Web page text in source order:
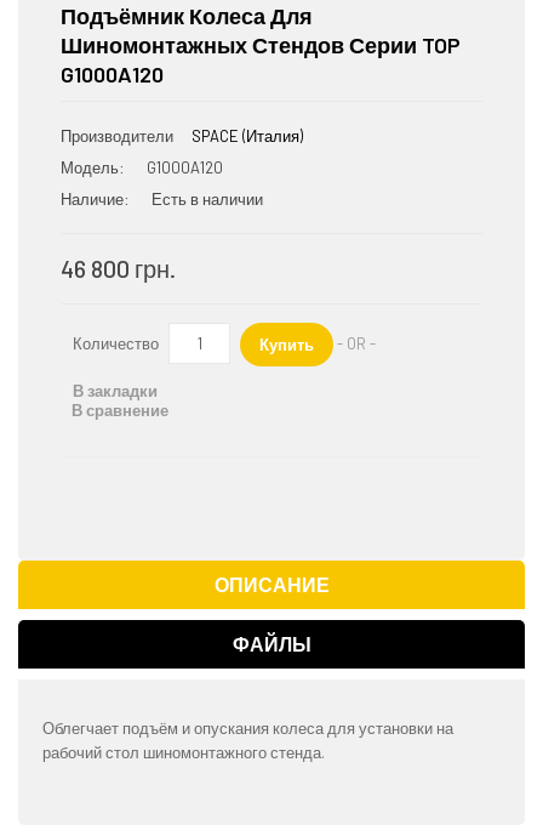
Подъёмник Колеса Для
Шиномонтажных Стендов Серии TOP
G1000A120
Производители
SPACE (Италия)
Модель:
G1000A120
Наличие:
Есть в наличии
46 800 грн.
Количество Купить - OR -
В закладки
В сравнение
ОПИСАНИЕ
ФАЙЛЫ
Облегчает подъём и опускания колеса для установки на
рабочий стол шиномонтажного стенда.